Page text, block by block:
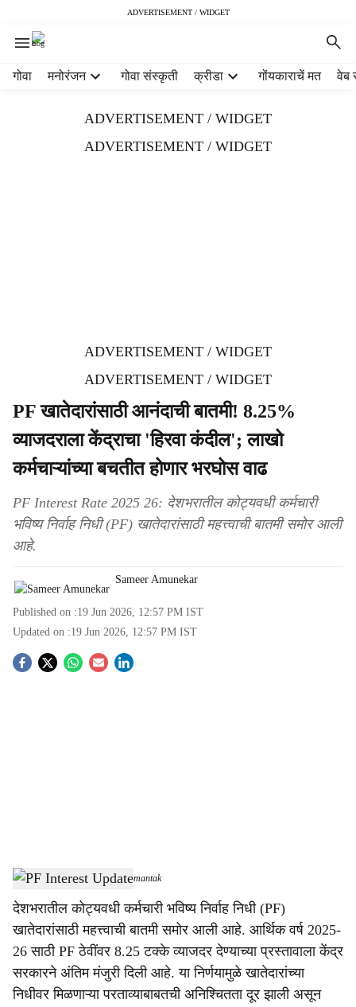
ADVERTISEMENT / WIDGET
गोवा मनोरंजन गोवा संस्कृती क्रीडा गोंयकाराचें मत वेब
ADVERTISEMENT / WIDGET
ADVERTISEMENT / WIDGET
ADVERTISEMENT / WIDGET
ADVERTISEMENT / WIDGET
PF खातेदारांसाठी आनंदाची बातमी! 8.25%
व्याजदराला केंद्राचा 'हिरवा कंदील'; लाखो
कर्मचाऱ्यांच्या बचतीत होणार भरघोस वाढ
PF Interest Rate 2025 26: देशभरातील कोट्यवधी कर्मचारी
भविष्य निर्वाह निधी (PF) खातेदारांसाठी महत्त्वाची बातमी समोर आली
आहे.
Sameer Amunekar
Published on :19 Jun 2026, 12:57 PM IST
Updated on :19 Jun 2026, 12:57 PM IST
S
a
r
e
PF Interest Update-Dainik Gomantak
देशभरातील कोट्यवधी कर्मचारी भविष्य निर्वाह निधी (PF)
खातेदारांसाठी महत्त्वाची बातमी समोर आली आहे. आर्थिक वर्ष 2025-
26 साठी PF ठेवींवर 8.25 टक्के व्याजदर देण्याच्या प्रस्तावाला केंद्र
सरकारने अंतिम मंजुरी दिली आहे. या निर्णयामुळे खातेदारांच्या
निधीवर मिळणाऱ्या परताव्याबाबतची अनिश्चितता दूर झाली असून